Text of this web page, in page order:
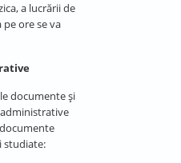
a lucrării de
ore se va
documente și
studiate: